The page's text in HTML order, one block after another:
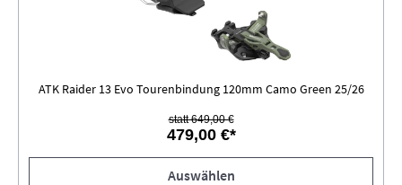
ATK Raider 13 Evo Tourenbindung 120mm Camo Green 25/26
statt 649,00 €
479,00 €*
Auswählen